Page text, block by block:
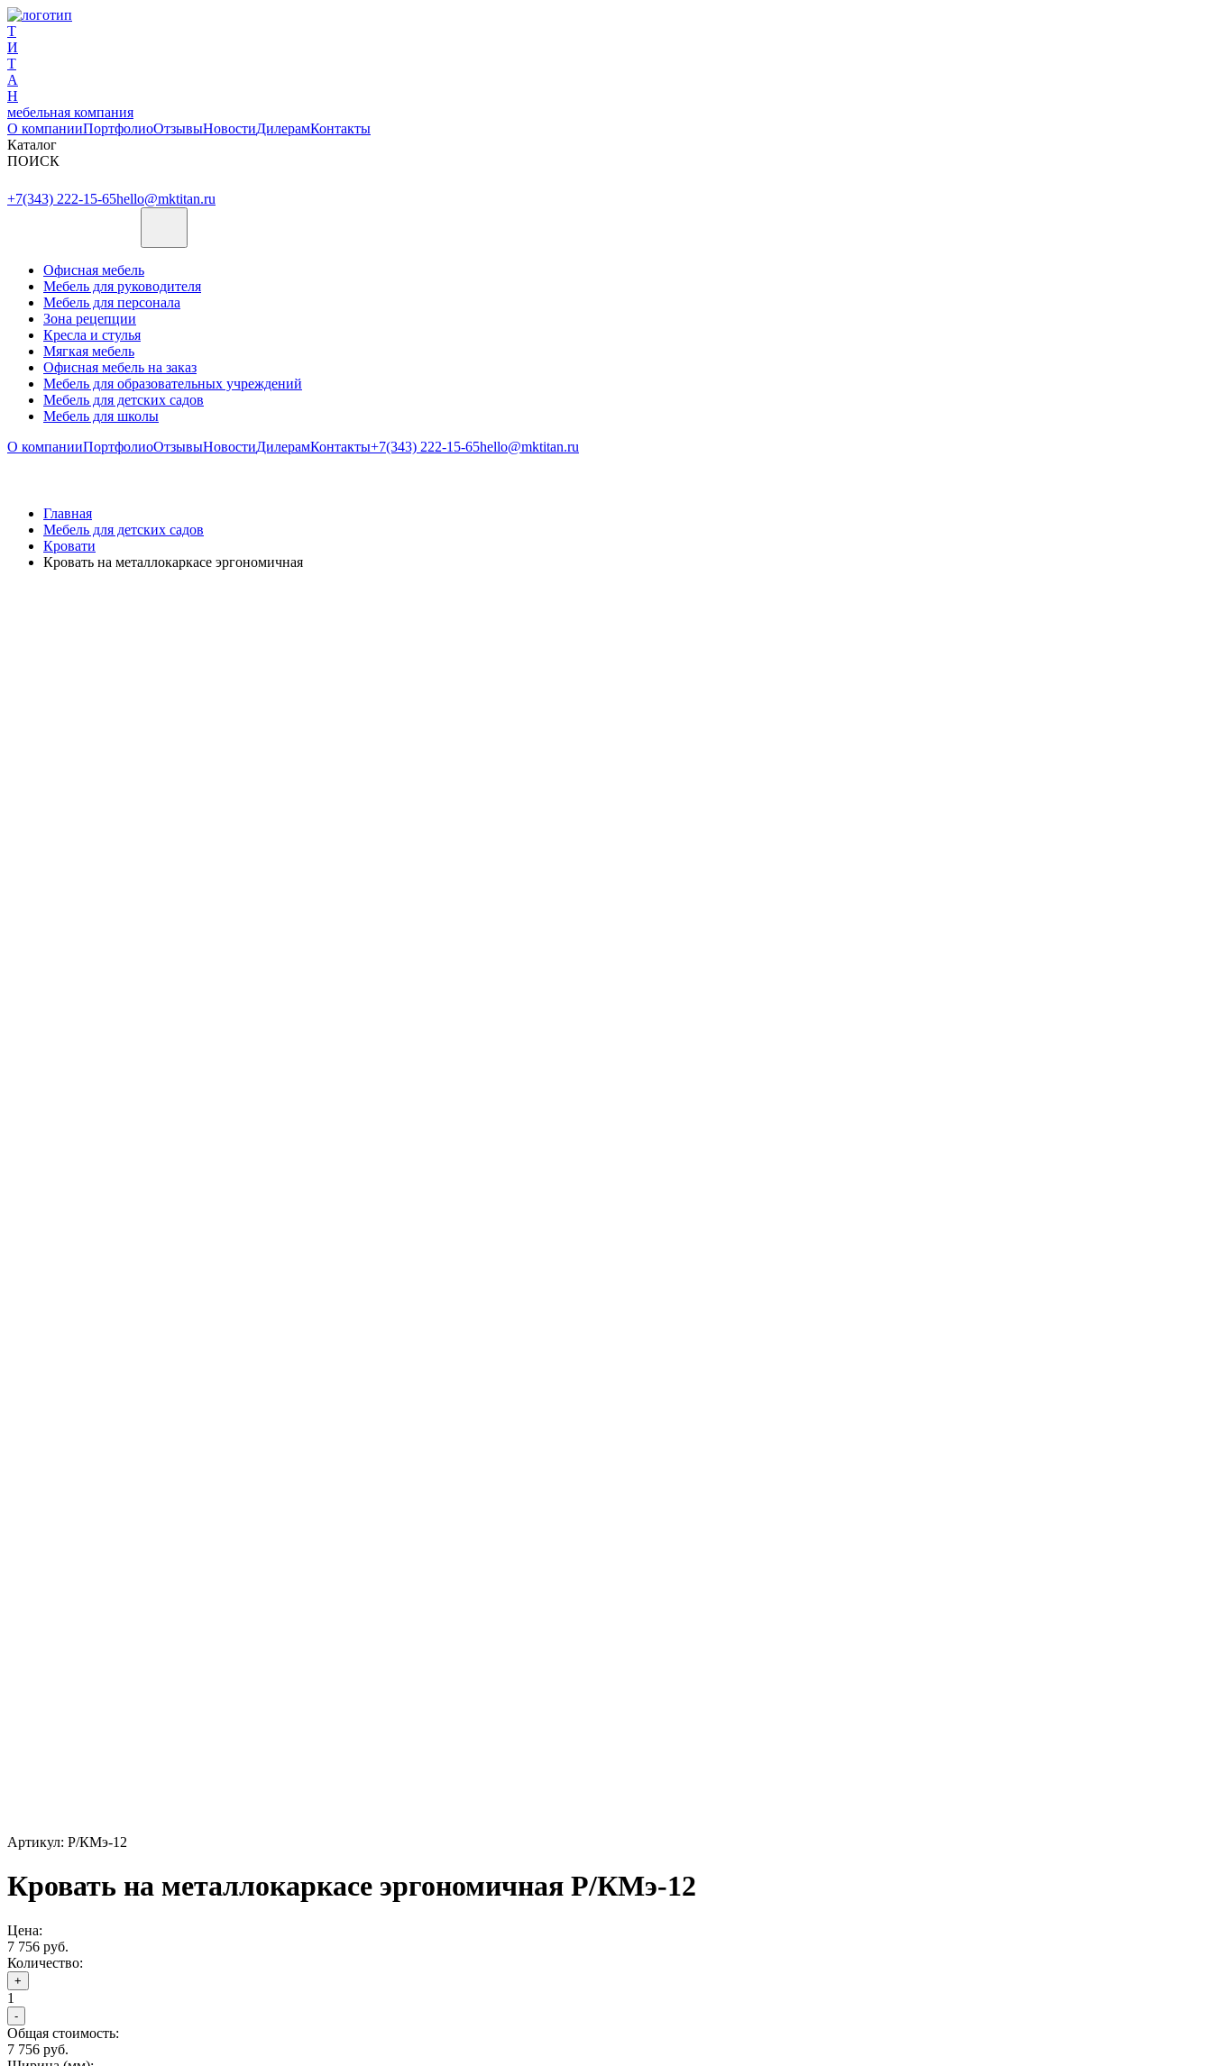
Т
И
Т
А
Н
мебельная компания
О компанииПортфолиоОтзывыНовостиДилерамКонтакты
Каталог
ПОИСК
+7(343) 222-15-65hello@mktitan.ru
Офисная мебель
Мебель для руководителя
Мебель для персонала
Зона рецепции
Кресла и стулья
Мягкая мебель
Офисная мебель на заказ
Мебель для образовательных учреждений
Мебель для детских садов
Мебель для школы
О компанииПортфолиоОтзывыНовостиДилерамКонтакты+7(343) 222-15-65hello@mktitan.ru
Главная
Мебель для детских садов
Кровати
Кровать на металлокаркасе эргономичная
Артикул: Р/КМэ-12
Кровать на металлокаркасе эргономичная Р/КМэ-12
Цена:
7 756 руб.
Количество:
+
1
-
Общая стоимость:
7 756 руб.